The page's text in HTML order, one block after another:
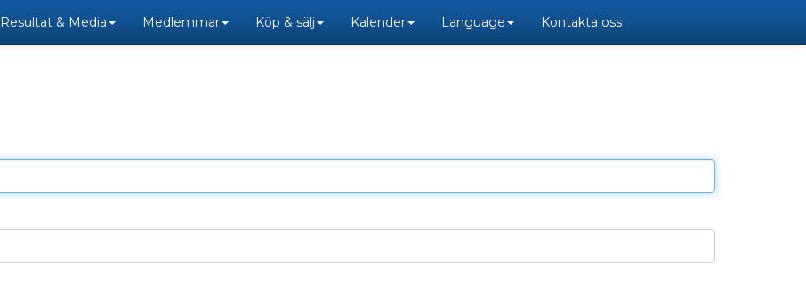
Resultat & Media Medlemmar Köp & sälj Kalender Language Kontakta oss